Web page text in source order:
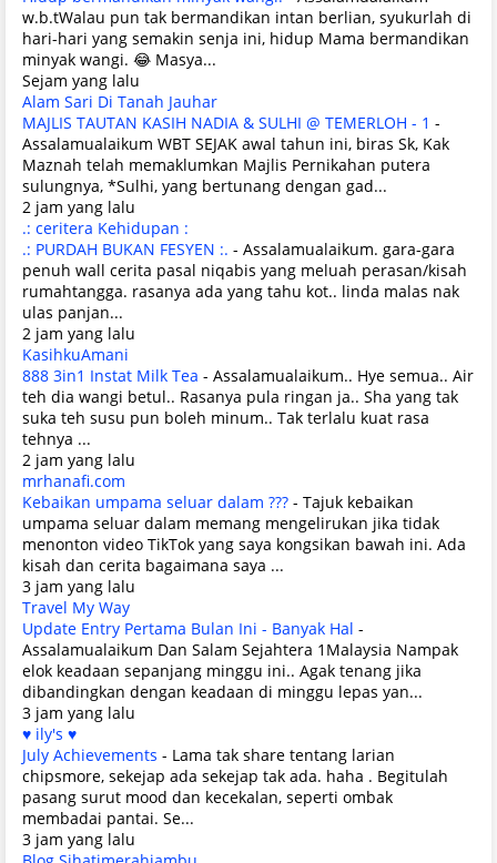
w.b.tWalau pun tak bermandikan intan berlian, syukurlah di
hari-hari yang semakin senja ini, hidup Mama bermandikan
minyak wangi. 😂 Masya...
Sejam yang lalu
Alam Sari Di Tanah Jauhar
MAJLIS TAUTAN KASIH NADIA & SULHI @ TEMERLOH - 1 -
Assalamualaikum WBT SEJAK awal tahun ini, biras Sk, Kak
Maznah telah memaklumkan Majlis Pernikahan putera
sulungnya, *Sulhi, yang bertunang dengan gad...
2 jam yang lalu
.: ceritera Kehidupan :
.: PURDAH BUKAN FESYEN :. - Assalamualaikum. gara-gara
penuh wall cerita pasal niqabis yang meluah perasan/kisah
rumahtangga. rasanya ada yang tahu kot.. linda malas nak
ulas panjan...
2 jam yang lalu
KasihkuAmani
888 3in1 Instat Milk Tea - Assalamualaikum.. Hye semua.. Air
teh dia wangi betul.. Rasanya pula ringan ja.. Sha yang tak
suka teh susu pun boleh minum.. Tak terlalu kuat rasa
tehnya ...
2 jam yang lalu
mrhanafi.com
Kebaikan umpama seluar dalam ??? - Tajuk kebaikan
umpama seluar dalam memang mengelirukan jika tidak
menonton video TikTok yang saya kongsikan bawah ini. Ada
kisah dan cerita bagaimana saya ...
3 jam yang lalu
Travel My Way
Update Entry Pertama Bulan Ini - Banyak Hal -
Assalamualaikum Dan Salam Sejahtera 1Malaysia Nampak
elok keadaan sepanjang minggu ini.. Agak tenang jika
dibandingkan dengan keadaan di minggu lepas yan...
3 jam yang lalu
♥ ily's ♥
July Achievements - Lama tak share tentang larian
chipsmore, sekejap ada sekejap tak ada. haha . Begitulah
pasang surut mood dan kecekalan, seperti ombak
membadai pantai. Se...
3 jam yang lalu